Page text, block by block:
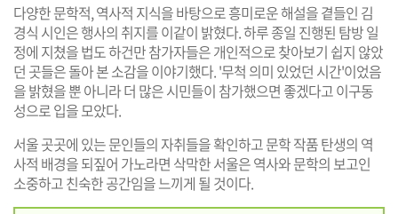
다양한 문학적, 역사적 지식을 바탕으로 흥미로운 해설을 곁들인 김
경식 시인은 행사의 취지를 이같이 밝혔다. 하루 종일 진행된 탐방 일
정에 지쳤을 법도 하건만 참가자들은 개인적으로 찾아보기 쉽지 않았
던 곳들은 돌아 본 소감을 이야기했다. '무척 의미 있었던 시간'이었음
을 밝혔을 뿐 아니라 더 많은 시민들이 참가했으면 좋겠다고 이구동
성으로 입을 모았다.
서울 곳곳에 있는 문인들의 자취들을 확인하고 문학 작품 탄생의 역
사적 배경을 되짚어 가노라면 삭막한 서울은 역사와 문학의 보고인
소중하고 친숙한 공간임을 느끼게 될 것이다.